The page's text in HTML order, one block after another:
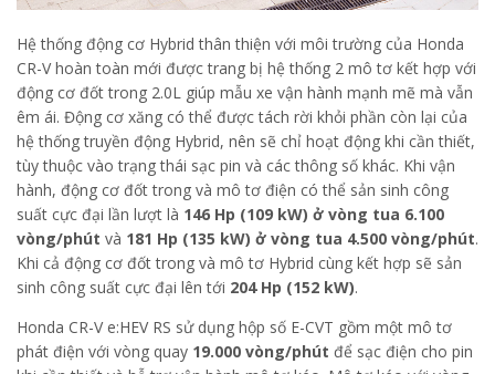
Hệ thống động cơ Hybrid thân thiện với môi trường của Honda
CR-V hoàn toàn mới được trang bị hệ thống 2 mô tơ kết hợp với
động cơ đốt trong 2.0L giúp mẫu xe vận hành mạnh mẽ mà vẫn
êm ái. Động cơ xăng có thể được tách rời khỏi phần còn lại của
hệ thống truyền động Hybrid, nên sẽ chỉ hoạt động khi cần thiết,
tùy thuộc vào trạng thái sạc pin và các thông số khác. Khi vận
hành, động cơ đốt trong và mô tơ điện có thể sản sinh công
suất cực đại lần lượt là 146 Hp (109 kW) ở vòng tua 6.100
vòng/phút và 181 Hp (135 kW) ở vòng tua 4.500 vòng/phút.
Khi cả động cơ đốt trong và mô tơ Hybrid cùng kết hợp sẽ sản
sinh công suất cực đại lên tới 204 Hp (152 kW).
Honda CR-V e:HEV RS sử dụng hộp số E-CVT gồm một mô tơ
phát điện với vòng quay 19.000 vòng/phút để sạc điện cho pin